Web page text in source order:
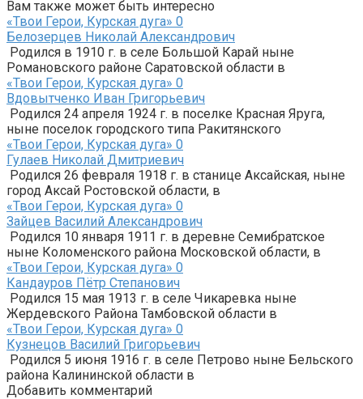
Вам также может быть интересно
«Твои Герои, Курская дуга» 0
Белозерцев Николай Александрович
Родился в 1910 г. в селе Большой Карай ныне
Романовского районе Саратовской области в
«Твои Герои, Курская дуга» 0
Вдовытченко Иван Григорьевич
Родился 24 апреля 1924 г. в поселке Красная Яруга,
ныне поселок городского типа Ракитянского
«Твои Герои, Курская дуга» 0
Гулаев Николай Дмитриевич
Родился 26 февраля 1918 г. в станице Аксайская, ныне
го­род Аксай Ростовской области, в
«Твои Герои, Курская дуга» 0
Зайцев Василий Александрович
Родился 10 января 1911 г. в деревне Семибратское
ныне Коломенского района Московской области, в
«Твои Герои, Курская дуга» 0
Кандауров Пётр Степанович
Родился 15 мая 1913 г. в селе Чикаревка ныне
Жердевского Района Тамбовской области в
«Твои Герои, Курская дуга» 0
Кузнецов Василий Григорьевич
Родился 5 июня 1916 г. в селе Петрово ныне Бельского
района Калининской области в
Добавить комментарий